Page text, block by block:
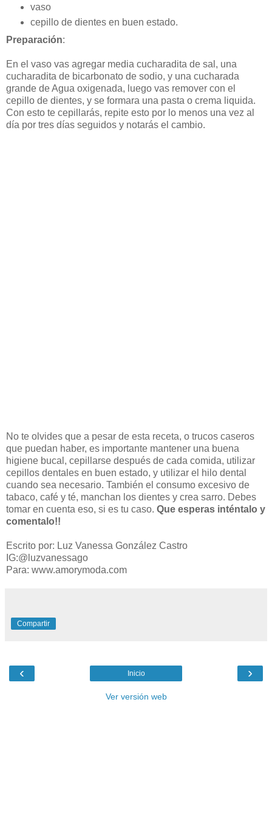
vaso
cepillo de dientes en buen estado.
Preparación:
En el vaso vas agregar media cucharadita de sal, una
cucharadita de bicarbonato de sodio, y una cucharada
grande de Agua oxigenada, luego vas remover con el
cepillo de dientes, y se formara una pasta o crema liquida.
Con esto te cepillarás, repite esto por lo menos una vez al
día por tres días seguidos y notarás el cambio.
No te olvides que a pesar de esta receta, o trucos caseros
que puedan haber, es importante mantener una buena
higiene bucal, cepillarse después de cada comida, utilizar
cepillos dentales en buen estado, y utilizar el hilo dental
cuando sea necesario. También el consumo excesivo de
tabaco, café y té, manchan los dientes y crea sarro. Debes
tomar en cuenta eso, si es tu caso. Que esperas inténtalo y
comentalo!!
Escrito por: Luz Vanessa González Castro
IG:@luzvanessago
Para: www.amorymoda.com
Compartir
‹ ›
Inicio
Ver versión web